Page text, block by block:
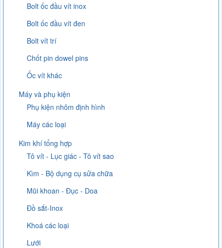
Bolt ốc đầu vít inox
Bolt ốc đầu vít đen
Bolt vít trí
Chốt pin dowel pins
Ốc vít khác
Máy và phụ kiện
Phụ kiện nhôm định hình
Máy các loại
Kim khí tổng hợp
Tô vít - Lục giác - Tô vít sao
Kìm - Bộ dụng cụ sửa chữa
Mũi khoan - Đục - Doa
Đồ sắt-Inox
Khoá các loại
Lưới